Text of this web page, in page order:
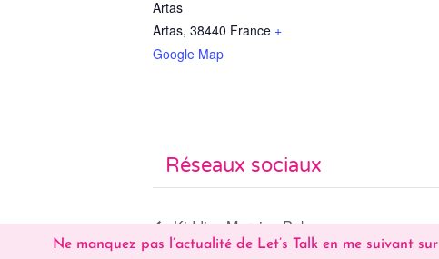
Artas
Artas, 38440 France +
Google Map
Kiddies Morning Pokemon
Réseaux sociaux
Ne manquez pas l’actualité de Let’s Talk en me suivant sur